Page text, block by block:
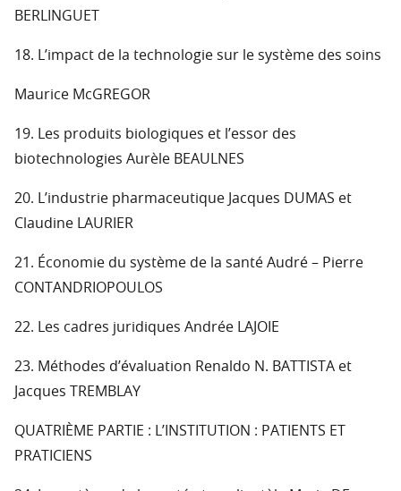
BERLINGUET
18. L’impact de la technologie sur le système des soins
Maurice McGREGOR
19. Les produits biologiques et l’essor des
biotechnologies Aurèle BEAULNES
20. L’industrie pharmaceutique Jacques DUMAS et
Claudine LAURIER
21. Économie du système de la santé Audré – Pierre
CONTANDRIOPOULOS
22. Les cadres juridiques Andrée LAJOIE
23. Méthodes d’évaluation Renaldo N. BATTISTA et
Jacques TREMBLAY
QUATRIÈME PARTIE : L’INSTITUTION : PATIENTS ET
PRATICIENS